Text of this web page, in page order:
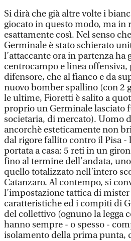
Si dirà che già altre volte i
giocato in questo modo, ma in
esattamente così. Nel senso
Germinale è stato schierato
l’attaccante ora in partenza ha
centrocampo e linea
difensore, che al fianco e da
nuovo bomber spallino (con 2
le ultime, Fioretti è salito a
proprio un Germinale lasciato
societaria, di mercato). Uomo
ancorchè esteticamente non
dal rigore fallito contro il Pisa -
portata a casa: 5 reti in un
fino al termine dell’andata,
quello totalizzato nell’intero
Catanzaro. Al contempo, si
l’impostazione tattica di
caratteristiche ed i compiti di
del collettivo (ognuno la legga
hanno sempre - o spesso -
isolamento della prima punta,